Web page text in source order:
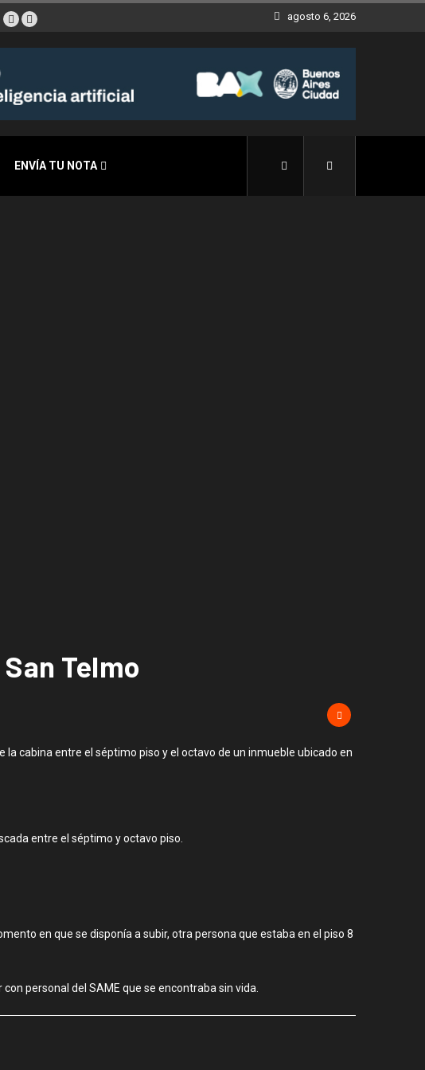
agosto 6, 2026
ENVÍA TU NOTA
Telmo
cabina entre el séptimo piso y el octavo de un inmueble ubicado en
entre el séptimo y octavo piso.
en que se disponía a subir, otra persona que estaba en el piso 8
personal del SAME que se encontraba sin vida.